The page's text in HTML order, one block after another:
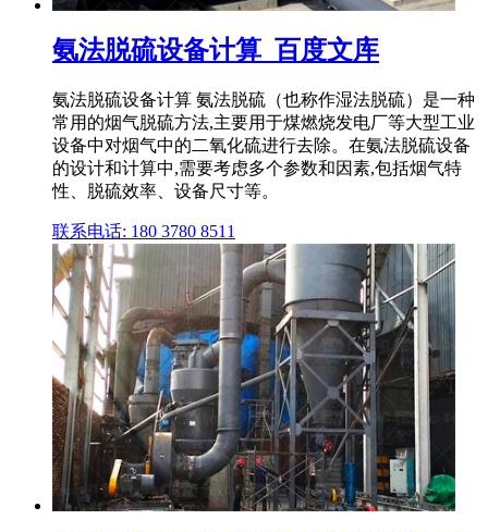
氨法脱硫设备计算_百度文库
氨法脱硫设备计算 氨法脱硫（也称作湿法脱硫）是一种
常用的烟气脱硫方法,主要用于煤燃烧发电厂等大型工业
设备中对烟气中的二氧化硫进行去除。在氨法脱硫设备
的设计和计算中,需要考虑多个参数和因素,包括烟气特
性、脱硫效率、设备尺寸等。
联系电话: 180 3780 8511